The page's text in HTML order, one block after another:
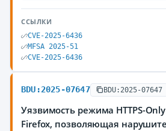
ССЫЛКИ
CVE-2025-6436
MFSA 2025-51
CVE-2025-6436
BDU:2025-07647 BDU:2025-07647
Уязвимость режима HTTPS-
Firefox, позволяющая